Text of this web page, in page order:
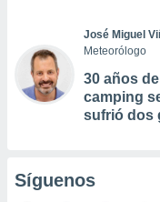
José Miguel
Meteorólogo
30 años
camping
sufrió dos
Síguenos